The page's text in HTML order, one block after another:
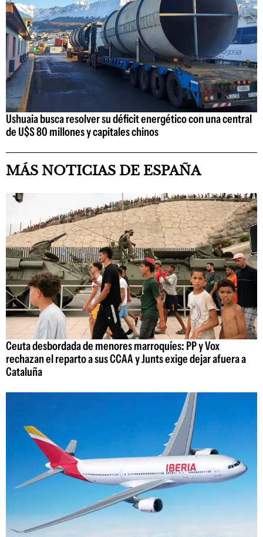
Ushuaia busca resolver su déficit energético con una central
de U$S 80 millones y capitales chinos
MÁS NOTICIAS DE ESPAÑA
Ceuta desbordada de menores marroquíes: PP y Vox
rechazan el reparto a sus CCAA y Junts exige dejar afuera a
Cataluña